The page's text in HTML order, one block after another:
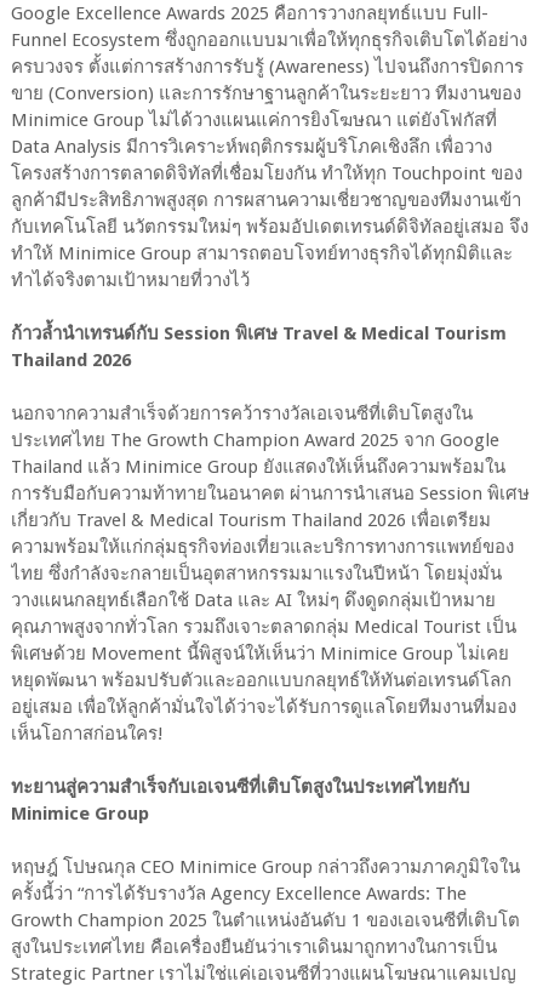
Google Excellence Awards 2025 คือการวางกลยุทธ์แบบ Full-
Funnel Ecosystem ซึ่งถูกออกแบบมาเพื่อให้ทุกธุรกิจเติบโตได้อย่าง
ครบวงจร ตั้งแต่การสร้างการรับรู้ (Awareness) ไปจนถึงการปิดการ
ขาย (Conversion) และการรักษาฐานลูกค้าในระยะยาว ทีมงานของ
Minimice Group ไม่ได้วางแผนแค่การยิงโฆษณา แต่ยังโฟกัสที่
Data Analysis มีการวิเคราะห์พฤติกรรมผู้บริโภคเชิงลึก เพื่อวาง
โครงสร้างการตลาดดิจิทัลที่เชื่อมโยงกัน ทำให้ทุก Touchpoint ของ
ลูกค้ามีประสิทธิภาพสูงสุด การผสานความเชี่ยวชาญของทีมงานเข้า
กับเทคโนโลยี นวัตกรรมใหม่ๆ พร้อมอัปเดตเทรนด์ดิจิทัลอยู่เสมอ จึง
ทำให้ Minimice Group สามารถตอบโจทย์ทางธุรกิจได้ทุกมิติและ
ทำได้จริงตามเป้าหมายที่วางไว้
ก้าวล้ำนำเทรนด์กับ Session พิเศษ Travel & Medical Tourism
Thailand 2026
นอกจากความสำเร็จด้วยการคว้ารางวัลเอเจนซีที่เติบโตสูงใน
ประเทศไทย The Growth Champion Award 2025 จาก Google
Thailand แล้ว Minimice Group ยังแสดงให้เห็นถึงความพร้อมใน
การรับมือกับความท้าทายในอนาคต ผ่านการนำเสนอ Session พิเศษ
เกี่ยวกับ Travel & Medical Tourism Thailand 2026 เพื่อเตรียม
ความพร้อมให้แก่กลุ่มธุรกิจท่องเที่ยวและบริการทางการแพทย์ของ
ไทย ซึ่งกำลังจะกลายเป็นอุตสาหกรรมมาแรงในปีหน้า โดยมุ่งมั่น
วางแผนกลยุทธ์เลือกใช้ Data และ AI ใหม่ๆ ดึงดูดกลุ่มเป้าหมาย
คุณภาพสูงจากทั่วโลก รวมถึงเจาะตลาดกลุ่ม Medical Tourist เป็น
พิเศษด้วย Movement นี้พิสูจน์ให้เห็นว่า Minimice Group ไม่เคย
หยุดพัฒนา พร้อมปรับตัวและออกแบบกลยุทธ์ให้ทันต่อเทรนด์โลก
อยู่เสมอ เพื่อให้ลูกค้ามั่นใจได้ว่าจะได้รับการดูแลโดยทีมงานที่มอง
เห็นโอกาสก่อนใคร!
ทะยานสู่ความสำเร็จกับเอเจนซีที่เติบโตสูงในประเทศไทยกับ
Minimice Group
หฤษฎ์ โปษณกุล CEO Minimice Group กล่าวถึงความภาคภูมิใจใน
ครั้งนี้ว่า “การได้รับรางวัล Agency Excellence Awards: The
Growth Champion 2025 ในตำแหน่งอันดับ 1 ของเอเจนซีที่เติบโต
สูงในประเทศไทย คือเครื่องยืนยันว่าเราเดินมาถูกทางในการเป็น
Strategic Partner เราไม่ใช่แค่เอเจนซีที่วางแผนโฆษณาแคมเปญ